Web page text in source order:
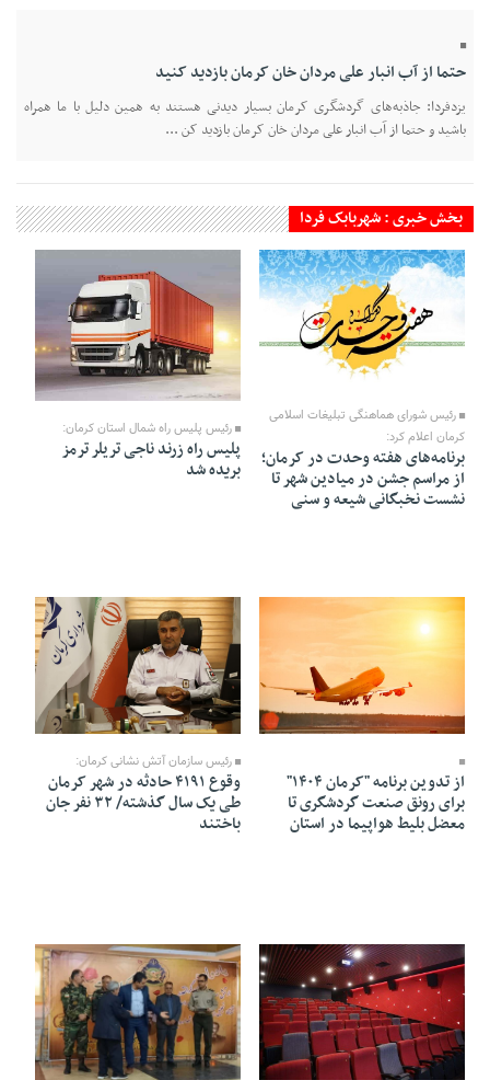
حتما از آب انبار علی مردان خان کرمان بازدید کنید
یزدفردا: جاذبه‌های گردشگری کرمان بسیار دیدنی هستند به همین دلیل با ما همراه
باشید و حتما از آب انبار علی مردان خان کرمان بازدید کن ...
بخش خبری : شهربابک فردا
رئیس شورای هماهنگی تبلیغات اسلامی
کرمان اعلام کرد:
برنامه‌های هفته وحدت در کرمان؛
از مراسم جشن در میادین شهر تا
نشست نخبگانی شیعه و سنی
رئیس پلیس راه شمال استان کرمان:
پلیس راه زرند ناجی تریلر ترمز
بریده شد
08 Mehr 1402 - 18:32
از تدوین برنامه "کرمان ۱۴۰۴"
برای رونق صنعت گردشگری تا
معضل بلیط هواپیما در استان
08 Mehr 1402 - 18:22
رئیس سازمان آتش نشانی کرمان:
وقوع ۴۱۹۱ حادثه در شهر کرمان
طی یک سال گذشته/ ۳۲ نفر جان
باختند
08 Mehr 1402 - 17:27